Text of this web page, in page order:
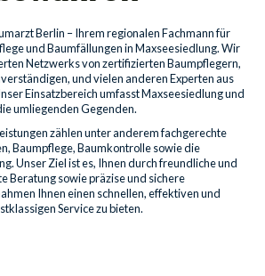
Berlin – Ihrem regionalen Fachmann für
und Baumfällungen in Maxseesiedlung. Wir
Netzwerks von zertifizierten Baumpflegern,
und vielen anderen Experten aus
Einsatzbereich umfasst Maxseesiedlung und
umliegenden Gegenden.
zählen unter anderem fachgerechte
Baumpflege, Baumkontrolle sowie die
Unser Ziel ist es, Ihnen durch freundliche und
Beratung sowie präzise und sichere
Ihnen einen schnellen, effektiven und
Service zu bieten.